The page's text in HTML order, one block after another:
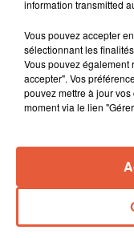
À LA UNE
information transmitted
Vous pouvez accepter
sélectionnant les
Vous pouvez également
accepter". Vos
pouvez mettre à jour
moment via le lien